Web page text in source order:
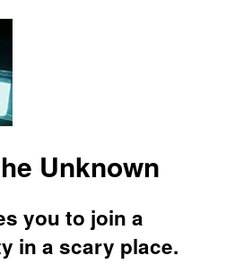
Unknown
you to join a
in a scary place.